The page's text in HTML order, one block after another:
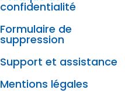
confidentialité
Formulaire de
suppression
Support et assistance
Mentions légales